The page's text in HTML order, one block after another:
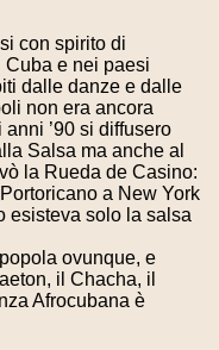
con spirito di
e nei paesi
dalle danze e dalle
non era ancora
’90 si diffusero
Salsa ma anche al
la Rueda de Casino:
a New York
esisteva solo la salsa
ovunque, e
il Chacha, il
Afrocubana è